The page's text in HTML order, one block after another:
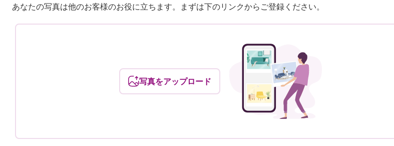
あなたの写真は他のお客様のお役に立ちます。まずは下のリンクからご登録ください。
写真をアップロード